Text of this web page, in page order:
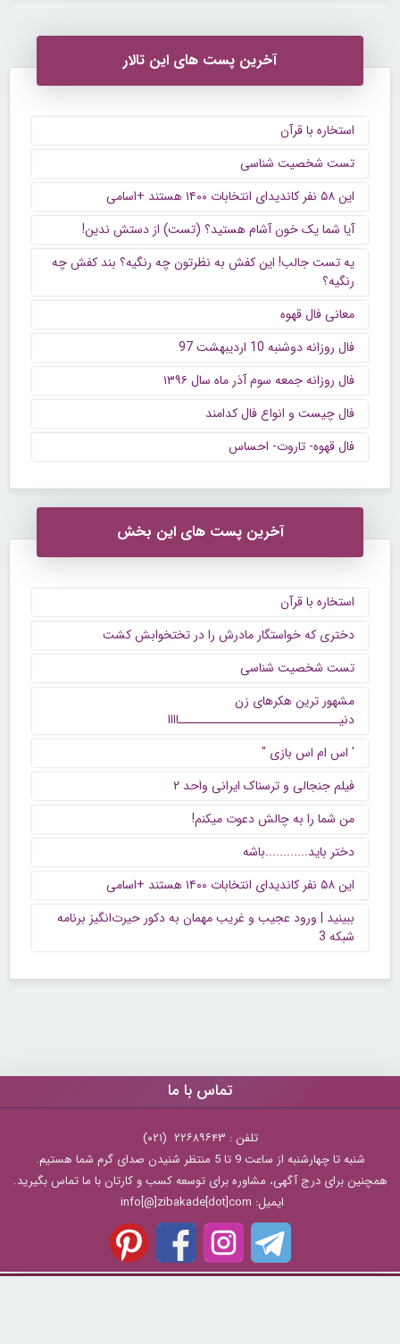
آخرین پست های این تالار
استخاره با قرآن
تست شخصیت شناسی
این ۵۸ نفر کاندیدای انتخابات ۱۴۰۰ هستند +اسامی
آیا شما یک خون آشام هستید؟ (تست) از دستش ندین!
یه تست جالب! این کفش به نظرتون چه رنگیه؟ بند کفش چه
رنگیه؟
معانی فال قهوه
فال روزانه دوشنبه 10 اردیبهشت 97
فال روزانه جمعه سوم آذر ماه سال ۱۳۹۶
فال چیست و انواع فال کدامند
فال قهوه- تاروت- احساس
آخرین پست های این بخش
استخاره با قرآن
دختری که خواستگار مادرش را در تختخوابش کشت
تست شخصیت شناسی
مشهور ترین هکرهای زن
دنیــــــــــــــــــــــــــــــاااا
' اس ام اس بازی "
فیلم جنجالی و ترسناک ایرانی واحد ۲
من شما را به چالش دعوت میکنم!
دختر باید............باشه
این ۵۸ نفر کاندیدای انتخابات ۱۴۰۰ هستند +اسامی
ببینید | ورود عجیب و غریب مهمان به دکور حیرت‌انگیز برنامه
شبکه 3
تماس با ما
تلفن : ۲۲۶۸۹۶۴۳ (۰۲۱)
شنبه تا چهارشنبه از ساعت 9 تا 5 منتظر شنیدن صدای گرم شما هستیم.
همچنین برای درج آگهی، مشاوره برای توسعه کسب و کارتان با ما تماس بگیرید.
ایمیل: info[@]zibakade[dot]com